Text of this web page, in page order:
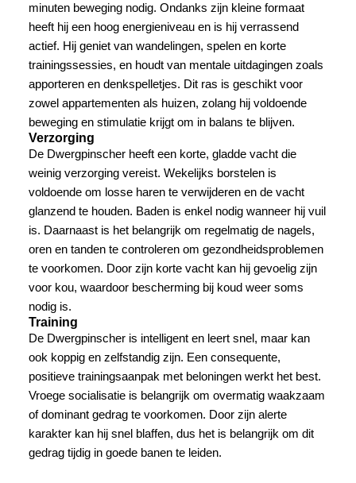
minuten beweging nodig. Ondanks zijn kleine formaat
heeft hij een hoog energieniveau en is hij verrassend
actief. Hij geniet van wandelingen, spelen en korte
trainingssessies, en houdt van mentale uitdagingen zoals
apporteren en denkspelletjes. Dit ras is geschikt voor
zowel appartementen als huizen, zolang hij voldoende
beweging en stimulatie krijgt om in balans te blijven.
Verzorging
De Dwergpinscher heeft een korte, gladde vacht die
weinig verzorging vereist. Wekelijks borstelen is
voldoende om losse haren te verwijderen en de vacht
glanzend te houden. Baden is enkel nodig wanneer hij vuil
is. Daarnaast is het belangrijk om regelmatig de nagels,
oren en tanden te controleren om gezondheidsproblemen
te voorkomen. Door zijn korte vacht kan hij gevoelig zijn
voor kou, waardoor bescherming bij koud weer soms
nodig is.
Training
De Dwergpinscher is intelligent en leert snel, maar kan
ook koppig en zelfstandig zijn. Een consequente,
positieve trainingsaanpak met beloningen werkt het best.
Vroege socialisatie is belangrijk om overmatig waakzaam
of dominant gedrag te voorkomen. Door zijn alerte
karakter kan hij snel blaffen, dus het is belangrijk om dit
gedrag tijdig in goede banen te leiden.